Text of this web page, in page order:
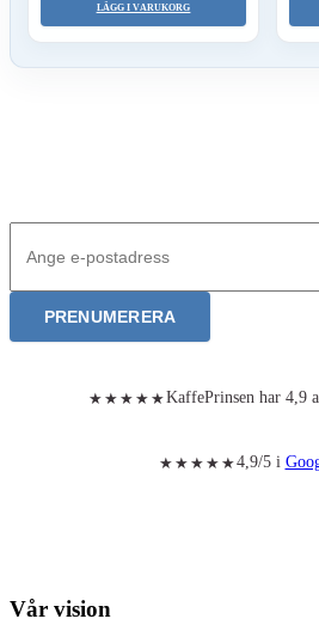
LÄGG I VARUKORG
PRENUMERERA
★★★★★KaffePrinsen har 4,9
★★★★★4,9/5 i
Vår vision